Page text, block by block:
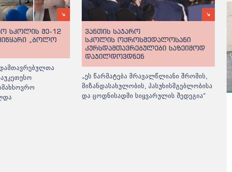
სკოლის მე-12
„ბოლო
ვანთის საჯარო
სკოლის ოქროსმედალოსანი
კურსდამთავრებულები საზეიმოდ
დაჯილდოვდნენ
„ეს წარმატება მრავალწლიანი შრომის,
მიზანდასახულობის, პასუხისმგებლობისა
და ცოდნისადმი სიყვარულის შედეგია“